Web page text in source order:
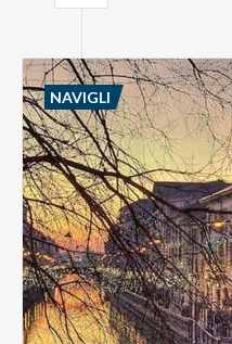
la
navegación
NAVIGLI